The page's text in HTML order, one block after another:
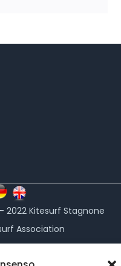
2022Kitesurf Stagnone
Association
-Ultimate Kiteboarding